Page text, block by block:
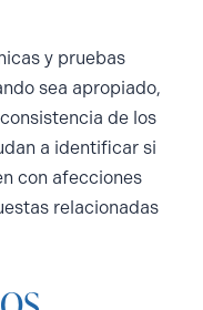
y pruebas
sea apropiado,
de los
a identificar si
con afecciones
relacionadas